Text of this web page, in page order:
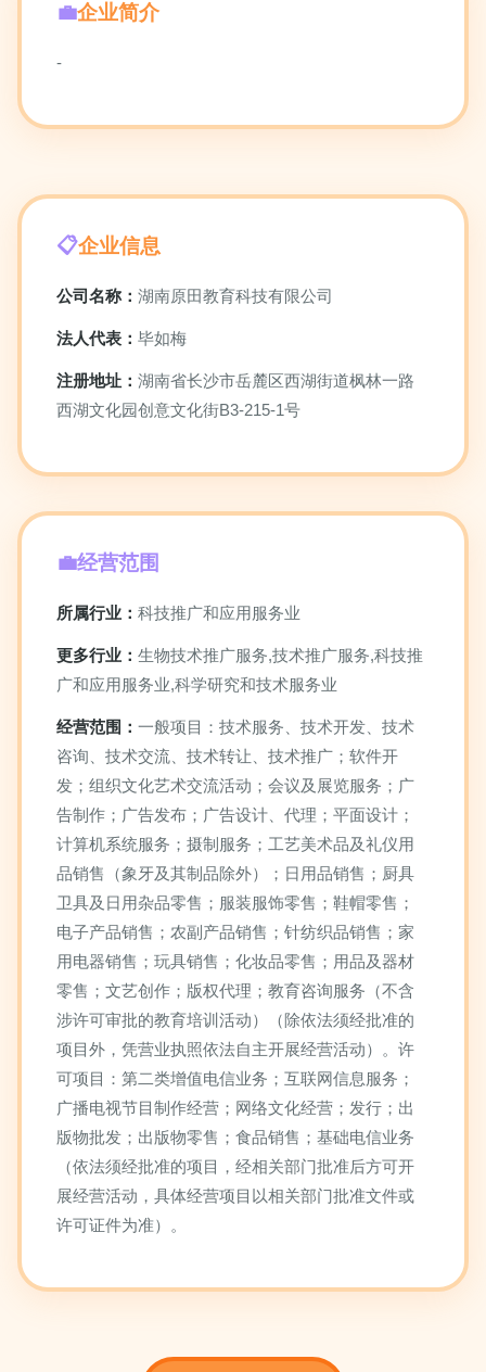
企业简介
-
企业信息
公司名称： 湖南原田教育科技有限公司
法人代表： 毕如梅
注册地址： 湖南省长沙市岳麓区西湖街道枫林一路
西湖文化园创意文化街B3-215-1号
经营范围
所属行业： 科技推广和应用服务业
更多行业： 生物技术推广服务,技术推广服务,科技推
广和应用服务业,科学研究和技术服务业
经营范围： 一般项目：技术服务、技术开发、技术
咨询、技术交流、技术转让、技术推广；软件开
发；组织文化艺术交流活动；会议及展览服务；广
告制作；广告发布；广告设计、代理；平面设计；
计算机系统服务；摄制服务；工艺美术品及礼仪用
品销售（象牙及其制品除外）；日用品销售；厨具
卫具及日用杂品零售；服装服饰零售；鞋帽零售；
电子产品销售；农副产品销售；针纺织品销售；家
用电器销售；玩具销售；化妆品零售；用品及器材
零售；文艺创作；版权代理；教育咨询服务（不含
涉许可审批的教育培训活动）（除依法须经批准的
项目外，凭营业执照依法自主开展经营活动）。许
可项目：第二类增值电信业务；互联网信息服务；
广播电视节目制作经营；网络文化经营；发行；出
版物批发；出版物零售；食品销售；基础电信业务
（依法须经批准的项目，经相关部门批准后方可开
展经营活动，具体经营项目以相关部门批准文件或
许可证件为准）。